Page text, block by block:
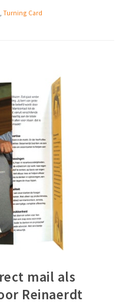
, Turning Card
mail als
Reinaerdt